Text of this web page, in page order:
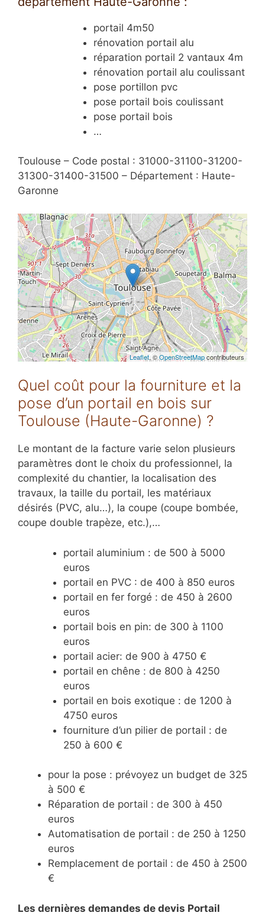
portail 4m50
rénovation portail alu
réparation portail 2 vantaux 4m
rénovation portail alu coulissant
pose portillon pvc
pose portail bois coulissant
pose portail bois
…
Toulouse – Code postal : 31000-31100-31200-
31300-31400-31500 – Département : Haute-
Garonne
Leaflet, ©OpenStreetMapcontributeurs
Quel coût pour la fourniture et la
pose d’un portail en bois sur
Toulouse (Haute-Garonne) ?
Le montant de la facture varie selon plusieurs
paramètres dont le choix du professionnel, la
complexité du chantier, la localisation des
travaux, la taille du portail, les matériaux
désirés (PVC, alu…), la coupe (coupe bombée,
coupe double trapèze, etc.),…
portail aluminium : de 500 à 5000
euros
portail en PVC : de 400 à 850 euros
portail en fer forgé : de 450 à 2600
euros
portail bois en pin: de 300 à 1100
euros
portail acier: de 900 à 4750 €
portail en chêne : de 800 à 4250
euros
portail en bois exotique : de 1200 à
4750 euros
fourniture d’un pilier de portail : de
250 à 600 €
pour la pose : prévoyez un budget de 325
à 500 €
Réparation de portail : de 300 à 450
euros
Automatisation de portail : de 250 à 1250
euros
Remplacement de portail : de 450 à 2500
€
Les dernières demandes de devis Portail